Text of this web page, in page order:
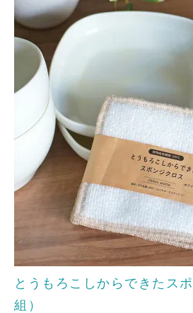
とうもろこしからできたス
組）